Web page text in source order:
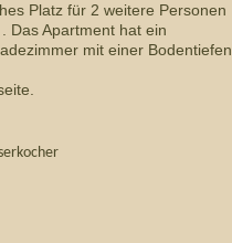
Platz für 2 weitere Personen
Das Apartment hat ein
mit einer Bodentiefen